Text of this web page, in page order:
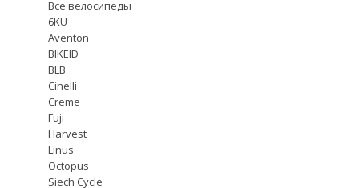
Все велосипеды
6KU
Aventon
BIKEID
BLB
Cinelli
Creme
Fuji
Harvest
Linus
Octopus
Siech Cycle